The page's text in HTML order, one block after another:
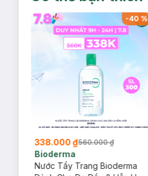
-40 %
338.000 ₫560.000 ₫
Bioderma
Nước Tẩy Trang Bioderma